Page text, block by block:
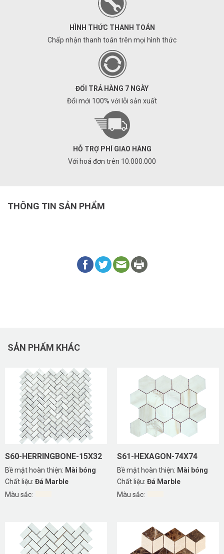
HÌNH THỨC THANH TOÁN
Chấp nhận thanh toán trên mọi hình thức
ĐỔI TRẢ HÀNG 7 NGÀY
Đổi mới 100% với lỗi sản xuất
HỖ TRỢ PHÍ GIAO HÀNG
Với hoá đơn trên 10.000.000
THÔNG TIN SẢN PHẨM
SẢN PHẨM KHÁC
S60-HERRINGBONE-15X32
Bề mặt hoàn thiện: Mài bóng
Chất liệu: Đá Marble
Màu sắc:
S61-HEXAGON-74X74
Bề mặt hoàn thiện: Mài bóng
Chất liệu: Đá Marble
Màu sắc: